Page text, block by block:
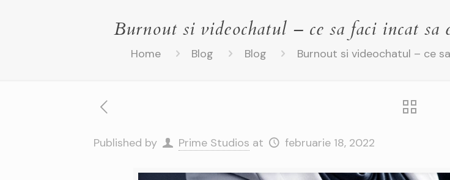
Burnout si videochatul – ce sa faci incat
Home Blog Blog Burnout si videochatul – ce
Published by Prime Studios at februarie 18, 2022